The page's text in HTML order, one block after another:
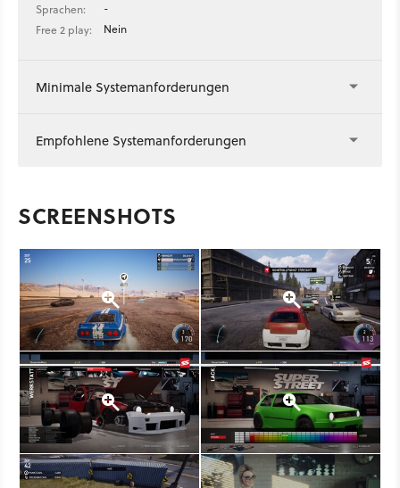
Sprachen:
-
Free 2 play:
Nein
Minimale Systemanforderungen
Empfohlene Systemanforderungen
SCREENSHOTS